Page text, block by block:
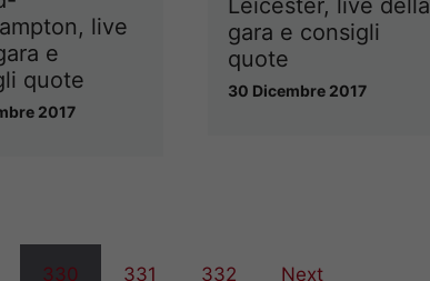
live
e
quote
2017
gara e consigli
quote
30 Dicembre 2017
330 331 332 Next